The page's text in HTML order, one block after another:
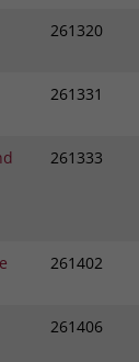
261320
261331
261333
261402
261406